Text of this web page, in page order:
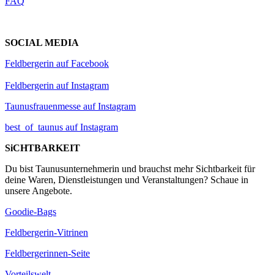
SOCIAL MEDIA
Feldbergerin auf Facebook
Feldbergerin auf Instagram
Taunusfrauenmesse auf Instagram
best_of_taunus auf Instagram
SiCHTBARKEIT
Du bist Taunusunternehmerin und brauchst mehr Sichtbarkeit für
deine Waren, Dienstleistungen und Veranstaltungen? Schaue in
unsere Angebote.
Goodie-Bags
Feldbergerin-Vitrinen
Feldbergerinnen-Seite